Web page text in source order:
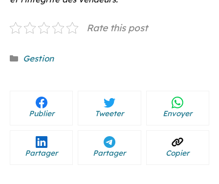
Rate this post
Catégories
Gestion
Publier Tweeter Envoyer
Partager Partager Copier